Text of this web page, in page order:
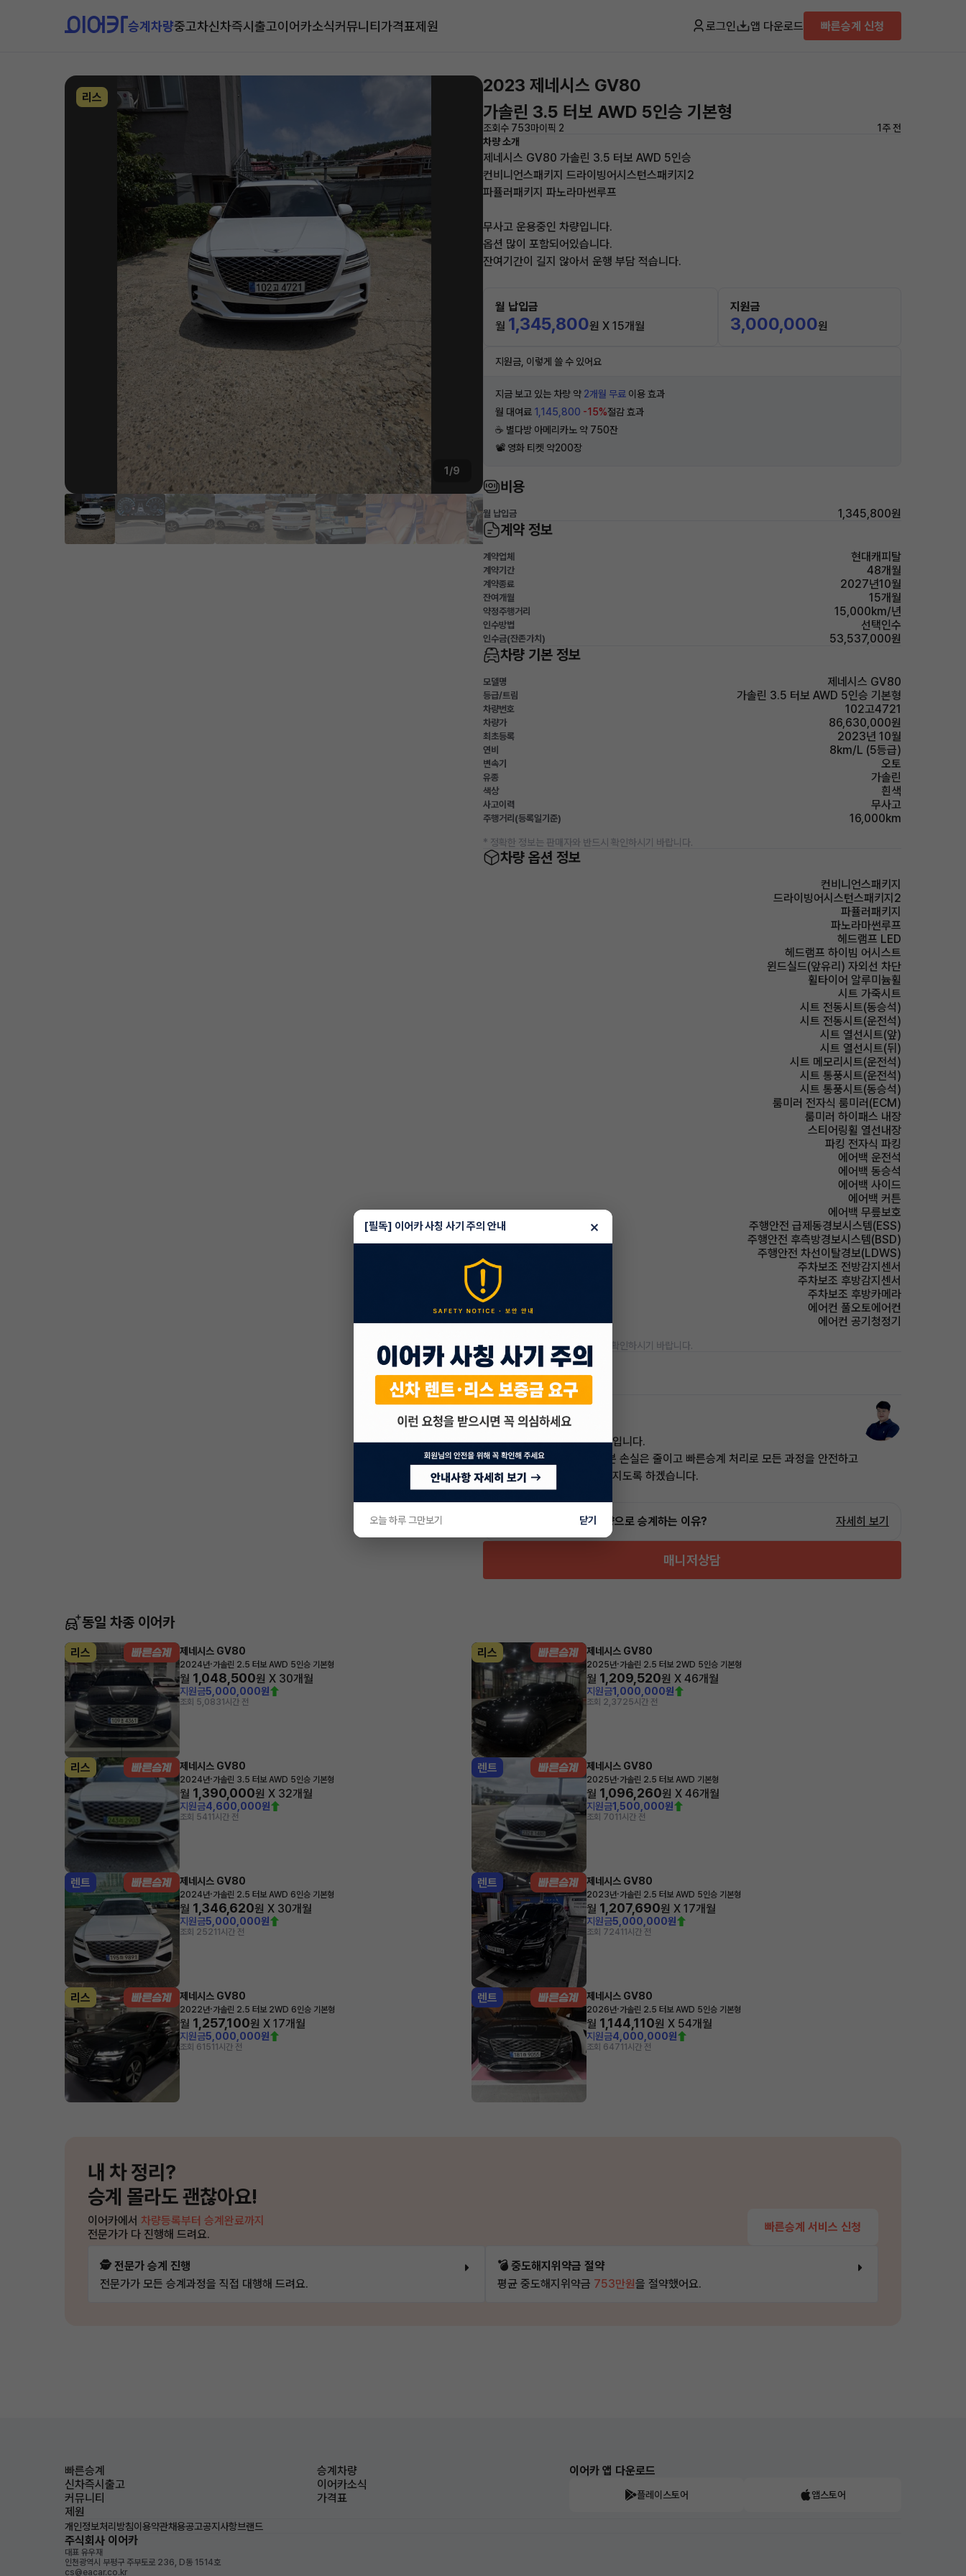
승계차량중고차신차즉시출고이어카소식커뮤니티가격표제원 로그인 앱 다운로드 빠른승계 신청
리스
1/9
2023 제네시스 GV80
가솔린 3.5 터보 AWD 5인승 기본형
조회수 753마이픽 2
1주 전
차량 소개
제네시스 GV80 가솔린 3.5 터보 AWD 5인승
컨비니언스패키지 드라이빙어시스턴스패키지2
파퓰러패키지 파노라마썬루프
무사고 운용중인 차량입니다.
옵션 많이 포함되어있습니다.
잔여기간이 길지 않아서 운행 부담 적습니다.
월 납입금
월 1,345,800원 X 15개월
지원금
3,000,000원
지원금, 이렇게 쓸 수 있어요
지금 보고 있는 차량 약 2개월 무료 이용 효과
월 대여료 1,145,800 -15%절감 효과
☕️ 별다방 아메리카노 약 750잔
📽 영화 티켓 약200장
비용
월 납입금 1,345,800원
계약 정보
계약업체 현대캐피탈
계약기간 48개월
계약종료 2027년10월
잔여개월 15개월
약정주행거리 15,000km/년
인수방법 선택인수
인수금(잔존가치) 53,537,000원
차량 기본 정보
모델명 제네시스 GV80
등급/트림 가솔린 3.5 터보 AWD 5인승 기본형
차량번호 102고4721
차량가 86,630,000원
최초등록 2023년 10월
연비 8km/L (5등급)
변속기 오토
유종 가솔린
색상 흰색
사고이력 무사고
주행거리(등록일기준) 16,000km
* 정확한 정보는 판매자와 반드시 확인하시기 바랍니다.
차량 옵션 정보
컨비니언스패키지
드라이빙어시스턴스패키지2
파퓰러패키지
파노라마썬루프
헤드램프 LED
헤드램프 하이빔 어시스트
윈드실드(앞유리) 자외선 차단
휠타이어 알루미늄휠
시트 가죽시트
시트 전동시트(동승석)
시트 전동시트(운전석)
시트 열선시트(앞)
시트 열선시트(뒤)
시트 메모리시트(운전석)
시트 통풍시트(운전석)
시트 통풍시트(동승석)
룸미러 전자식 룸미러(ECM)
룸미러 하이패스 내장
스티어링휠 열선내장
파킹 전자식 파킹
에어백 운전석
에어백 동승석
에어백 사이드
에어백 커튼
에어백 무릎보호
주행안전 급제동경보시스템(ESS)
주행안전 후측방경보시스템(BSD)
주행안전 차선이탈경보(LDWS)
주차보조 전방감지센서
주차보조 후방감지센서
주차보조 후방카메라
에어컨 풀오토에어컨
에어컨 공기청정기
* 정확한 정보는 판매자와 반드시 확인하시기 바랍니다.
차량 위치
전남 무안군
임준영 매니저
전문교육수료 자격인증완료
고객님의 만족이 첫번째 목표입니다.
어렵고 복잡한 리스/렌트 처분 손실은 줄이고 빠른승계 처리로 모든 과정을 안전하고
신속하게 차량 인도까지 책임지도록 하겠습니다.
5.0(30)
인증 차량으로 승계하는 이유? 자세히 보기
매니저상담
동일 차종 이어카
리스 제네시스 GV80
2024년·가솔린 2.5 터보 AWD 5인승 기본형
월 1,048,500원 X 30개월
지원금5,000,000원
조회 5,0831시간 전
리스 제네시스 GV80
2025년·가솔린 2.5 터보 2WD 5인승 기본형
월 1,209,520원 X 46개월
지원금1,000,000원
조회 2,3725시간 전
리스 제네시스 GV80
2024년·가솔린 3.5 터보 AWD 5인승 기본형
월 1,390,000원 X 32개월
지원금4,600,000원
조회 5411시간 전
렌트 제네시스 GV80
2025년·가솔린 2.5 터보 AWD 기본형
월 1,096,260원 X 46개월
지원금1,500,000원
조회 7011시간 전
렌트 제네시스 GV80
2024년·가솔린 2.5 터보 AWD 6인승 기본형
월 1,346,620원 X 30개월
지원금5,000,000원
조회 25211시간 전
렌트 제네시스 GV80
2023년·가솔린 2.5 터보 AWD 5인승 기본형
월 1,207,690원 X 17개월
지원금5,000,000원
조회 72411시간 전
리스 제네시스 GV80
2022년·가솔린 2.5 터보 2WD 6인승 기본형
월 1,257,100원 X 17개월
지원금5,000,000원
조회 61511시간 전
렌트 제네시스 GV80
2026년·가솔린 2.5 터보 AWD 5인승 기본형
월 1,144,110원 X 54개월
지원금4,000,000원
조회 64711시간 전
내 차 정리?
승계 몰라도 괜찮아요!
이어카에서 차량등록부터 승계완료까지
전문가가 다 진행해 드려요.
빠른승계 서비스 신청
🕵️ 전문가 승계 진행
전문가가 모든 승계과정을 직접 대행해 드려요.
💣 중도해지위약금 절약
평균 중도해지위약금 753만원을 절약했어요.
빠른승계
승계차량
신차즉시출고
이어카소식
커뮤니티
가격표
제원
이어카 앱 다운로드
플레이스토어 앱스토어
개인정보처리방침이용약관채용공고공지사항브랜드
주식회사 이어카
대표 유우재
인천광역시 부평구 주부토로 236, D동 1514호
cs@eacar.co.kr
[필독] 이어카 사칭 사기 주의 안내 ×
오늘 하루 그만보기 닫기